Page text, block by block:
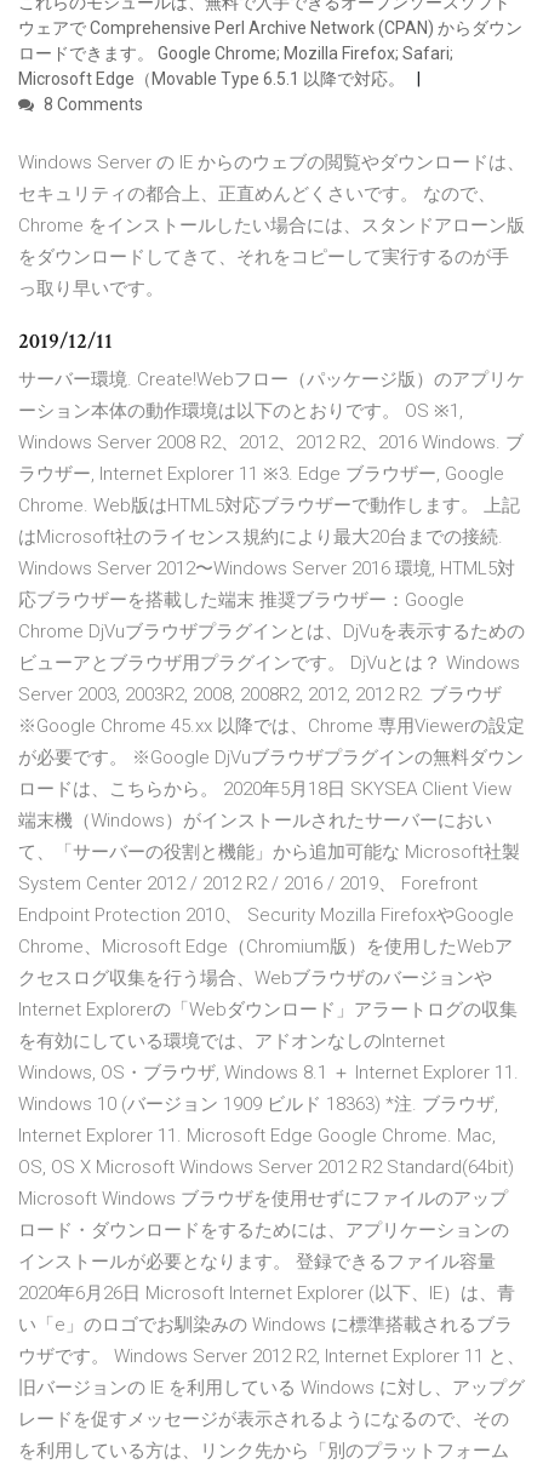
ウェアで Comprehensive Perl Archive Network (CPAN) からダウン
ロードできます。 Google Chrome; Mozilla Firefox; Safari;
Microsoft Edge（Movable Type 6.5.1 以降で対応。
8 Comments
Windows Server の IE からのウェブの閲覧やダウンロードは、
セキュリティの都合上、正直めんどくさいです。 なので、
Chrome をインストールしたい場合には、スタンドアローン版
をダウンロードしてきて、それをコピーして実行するのが手
っ取り早いです。
2019/12/11
サーバー環境. Create!Webフロー（パッケージ版）のアプリケ
ーション本体の動作環境は以下のとおりです。 OS ※1,
Windows Server 2008 R2、2012、2012 R2、2016 Windows. ブ
ラウザー, Internet Explorer 11 ※3. Edge ブラウザー, Google
Chrome. Web版はHTML5対応ブラウザーで動作します。 上記
はMicrosoft社のライセンス規約により最大20台までの接続.
Windows Server 2012〜Windows Server 2016 環境, HTML5対
応ブラウザーを搭載した端末 推奨ブラウザー：Google
Chrome DjVuブラウザプラグインとは、DjVuを表示するための
ビューアとブラウザ用プラグインです。 DjVuとは？ Windows
Server 2003, 2003R2, 2008, 2008R2, 2012, 2012 R2. ブラウザ
※Google Chrome 45.xx 以降では、Chrome 専用Viewerの設定
が必要です。 ※Google DjVuブラウザプラグインの無料ダウン
ロードは、こちらから。 2020年5月18日 SKYSEA Client View
端末機（Windows）がインストールされたサーバーにおい
て、「サーバーの役割と機能」から追加可能な Microsoft社製
System Center 2012 / 2012 R2 / 2016 / 2019、 Forefront
Endpoint Protection 2010、 Security Mozilla FirefoxやGoogle
Chrome、Microsoft Edge（Chromium版）を使用したWebア
クセスログ収集を行う場合、Webブラウザのバージョンや
Internet Explorerの「Webダウンロード」アラートログの収集
を有効にしている環境では、アドオンなしのInternet
Windows, OS・ブラウザ, Windows 8.1 ＋ Internet Explorer 11.
Windows 10 (バージョン 1909 ビルド 18363) *注. ブラウザ,
Internet Explorer 11. Microsoft Edge Google Chrome. Mac,
OS, OS X Microsoft Windows Server 2012 R2 Standard(64bit)
Microsoft Windows ブラウザを使用せずにファイルのアップ
ロード・ダウンロードをするためには、アプリケーションの
インストールが必要となります。 登録できるファイル容量
2020年6月26日 Microsoft Internet Explorer (以下、IE）は、青
い「e」のロゴでお馴染みの Windows に標準搭載されるブラ
ウザです。 Windows Server 2012 R2, Internet Explorer 11 と、
旧バージョンの IE を利用している Windows に対し、アップグ
レードを促すメッセージが表示されるようになるので、その
を利用している方は、リンク先から「別のプラットフォーム